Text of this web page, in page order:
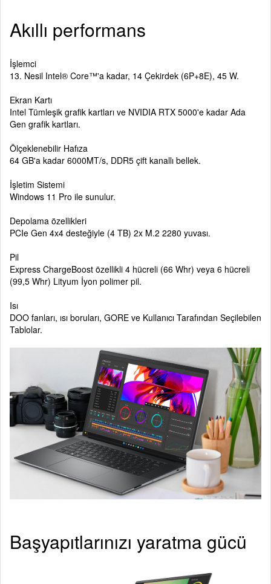
Akıllı performans
İşlemci
13. Nesil Intel® Core™'a kadar, 14 Çekirdek (6P+8E), 45 W.
Ekran Kartı
Intel Tümleşik grafik kartları ve NVIDIA RTX 5000'e kadar Ada
Gen grafik kartları.
Ölçeklenebilir Hafıza
64 GB'a kadar 6000MT/s, DDR5 çift kanallı bellek.
İşletim Sistemi
Windows 11 Pro ile sunulur.
Depolama özellikleri
PCIe Gen 4x4 desteğiyle (4 TB) 2x M.2 2280 yuvası.
Pil
Express ChargeBoost özellikli 4 hücreli (66 Whr) veya 6 hücreli
(99,5 Whr) Lityum İyon polimer pil.
Isı
DOO fanları, ısı boruları, GORE ve Kullanıcı Tarafından Seçilebilen
Tablolar.
Başyapıtlarınızı yaratma gücü